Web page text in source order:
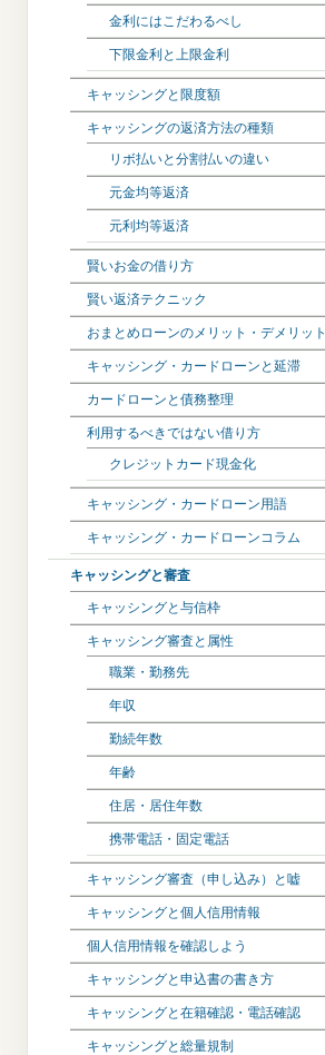
金利にはこだわるべし
下限金利と上限金利
キャッシングと限度額
キャッシングの返済方法の種類
リボ払いと分割払いの違い
元金均等返済
元利均等返済
賢いお金の借り方
賢い返済テクニック
おまとめローンのメリット・デメリット
キャッシング・カードローンと延滞
カードローンと債務整理
利用するべきではない借り方
クレジットカード現金化
キャッシング・カードローン用語
キャッシング・カードローンコラム
キャッシングと審査
キャッシングと与信枠
キャッシング審査と属性
職業・勤務先
年収
勤続年数
年齢
住居・居住年数
携帯電話・固定電話
キャッシング審査（申し込み）と嘘
キャッシングと個人信用情報
個人信用情報を確認しよう
キャッシングと申込書の書き方
キャッシングと在籍確認・電話確認
キャッシングと総量規制